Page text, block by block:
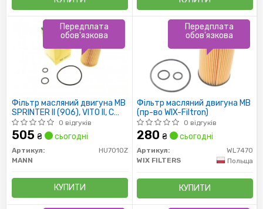
Фільтр масляний двигуна MB
SPRINTER II (906), VITO II, C
(W204/W205), E (S212) 06-
(пр-во MANN)
0 відгуків
505 ₴ сьогодні
Артикул:
HU7010Z
MANN
КУПИТИ
Передплата
обов'язкова
Фільтр масляний двигуна MB
(пр-во WIX-Filtron)
0 відгуків
280 ₴ сьогодні
Артикул:
WL7470
WIX FILTERS
Польща
КУПИТИ
Передплата
обов'язкова